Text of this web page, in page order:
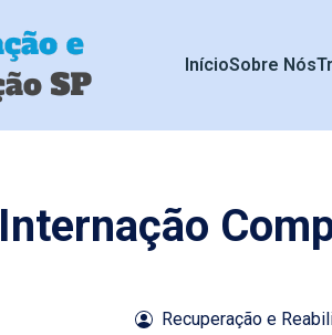
InícioSobre Nós
Internação
Recuperação e